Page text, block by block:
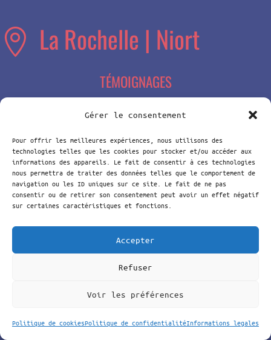
Gérer le consentement
Pour offrir les meilleures expériences, nous utilisons des
technologies telles que les cookies pour stocker et/ou accéder aux
informations des appareils. Le fait de consentir à ces technologies
nous permettra de traiter des données telles que le comportement de
navigation ou les ID uniques sur ce site. Le fait de ne pas
consentir ou de retirer son consentement peut avoir un effet négatif
sur certaines caractéristiques et fonctions.
Accepter
Refuser
Voir les préférences
Politique de cookiesPolitique de confidentialitéInformations legales
 La Rochelle | Niort
TÉMOIGNAGES
Une formatrice passionnante, passionnée,
investie et qui a su capter l’attention des
élèves et les amener à prendre conscience des
enjeux et objectifs d’avenir, ensemble.
Voir tous les témoignages